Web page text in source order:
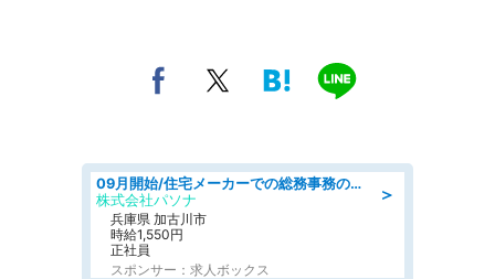
＞
09月開始/住宅メーカーでの総務事務のお仕事/駅近/車通勤可/一般事務/人事労務
株式会社パソナ
兵庫県 加古川市
時給1,550円
正社員
スポンサー：求人ボックス